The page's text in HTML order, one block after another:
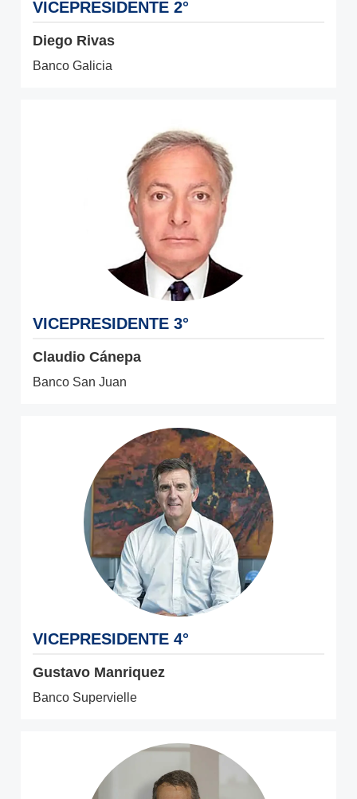
VICEPRESIDENTE 2°
Diego Rivas
Banco Galicia
VICEPRESIDENTE 3°
Claudio Cánepa
Banco San Juan
VICEPRESIDENTE 4°
Gustavo Manriquez
Banco Supervielle